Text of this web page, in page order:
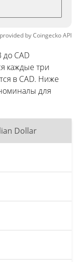
byCoingeckoAPI
до CAD
каждые три
в CAD. Ниже
для
Dollar